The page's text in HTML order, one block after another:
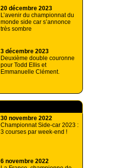
20 décembre 2023
L’avenir du championnat du
monde side car s’annonce
très sombre
3 décembre 2023
Deuxième double couronne
pour Todd Ellis et
Emmanuelle Clément.
30 novembre 2022
Championnat Side-car 2023 :
3 courses par week-end !
6 novembre 2022